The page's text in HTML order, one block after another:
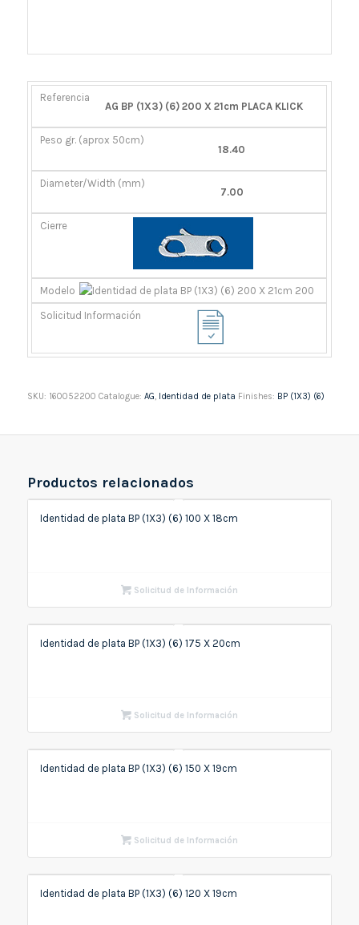
REFERENCIA
PESO
(APROX
DIÁMETRO/ANCHO CIERRE
AG BP (1X3) (6) 200 X 21cm PLACA KLICK
18.40
7.00
SKU: 160052200 Catalogue: AG, Identidad de plata Finishes: BP (1X3) (6)
Productos relacionados
Identidad de plata BP (1X3) (6) 100 X 18cm
Solicitud de Información
Identidad de plata BP (1X3) (6) 175 X 20cm
Solicitud de Información
Identidad de plata BP (1X3) (6) 150 X 19cm
Solicitud de Información
Identidad de plata BP (1X3) (6) 120 X 19cm